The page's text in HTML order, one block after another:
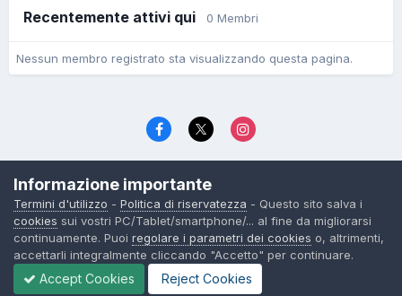
Recentemente attivi qui 0 Membri
Nessun membro registrato sta visualizzando questa pagina.
© TexWillerForum dal 2006
Powered by Invision Community
Informazione importante
Termini d'utilizzo - Politica di riservatezza - Questo sito salva i
cookies sui vostri PC/Tablet/smartphone/... al fine da migliorarsi
continuamente. Puoi regolare i parametri dei cookies o, altrimenti,
accettarli integralmente cliccando "Accetto" per continuare.
Accept Cookies Reject Cookies